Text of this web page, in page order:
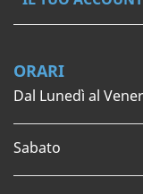
ORARI
Dal Lunedì al
Sabato